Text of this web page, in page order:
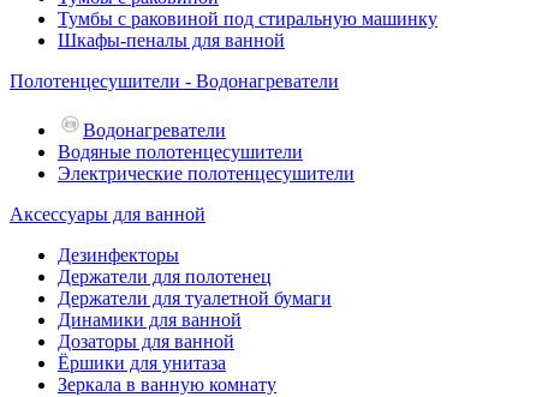
Тумбы с раковиной под стиральную машинку
Шкафы-пеналы для ванной
Полотенцесушители - Водонагреватели
Водонагреватели
Водяные полотенцесушители
Электрические полотенцесушители
Аксессуары для ванной
Дезинфекторы
Держатели для полотенец
Держатели для туалетной бумаги
Динамики для ванной
Дозаторы для ванной
Ёршики для унитаза
Зеркала в ванную комнату